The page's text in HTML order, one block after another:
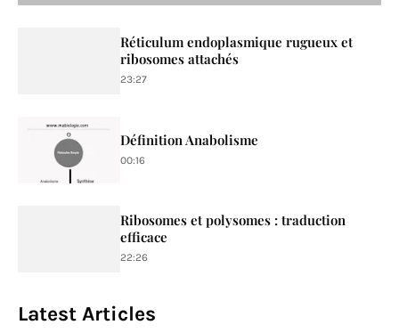
Réticulum endoplasmique rugueux et
ribosomes attachés
23:27
Définition Anabolisme
00:16
Ribosomes et polysomes : traduction
efficace
22:26
Latest Articles